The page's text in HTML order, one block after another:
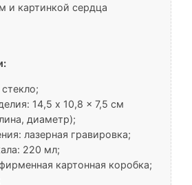
и картинкой сердца
14,5 x 10,8 x 7,5 см
диаметр);
лазерная гравировка;
220 мл;
картонная коробка;